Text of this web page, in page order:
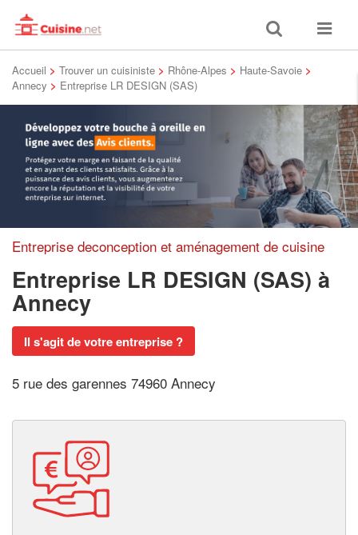
Toggle
search
Toggle
Accueil > Trouver un cuisiniste > Rhône-Alpes > Haute-Savoie >
Annecy > Entreprise LR DESIGN (SAS)
Entreprise deconception et aménagement de cuisine
Entreprise LR DESIGN (SAS) à
Annecy
Il s'agit de votre entreprise ?
5 rue des garennes 74960 Annecy